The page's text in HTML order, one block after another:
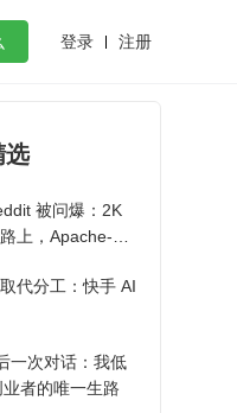
登录 注册
选
被问爆：2K
上，Apache-2.0
代分工：快手 AI
一次对话：我低
者的唯一生路